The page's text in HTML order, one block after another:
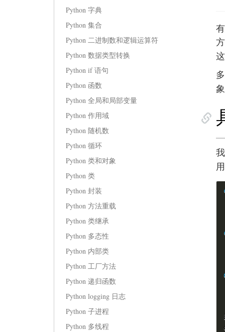
Python 字典
Python 集合
Python 二进制数和逻辑运算符
Python 数据类型转换
Python if 语句
Python 函数
Python 全局和局部变量
Python 作用域
Python 随机数
Python 循环
Python 类和对象
Python 类
Python 封装
Python 方法重载
Python 类继承
Python 多态性
Python 内部类
Python 工厂方法
Python 递归函数
Python logging 日志
Python 子进程
Python 多线程